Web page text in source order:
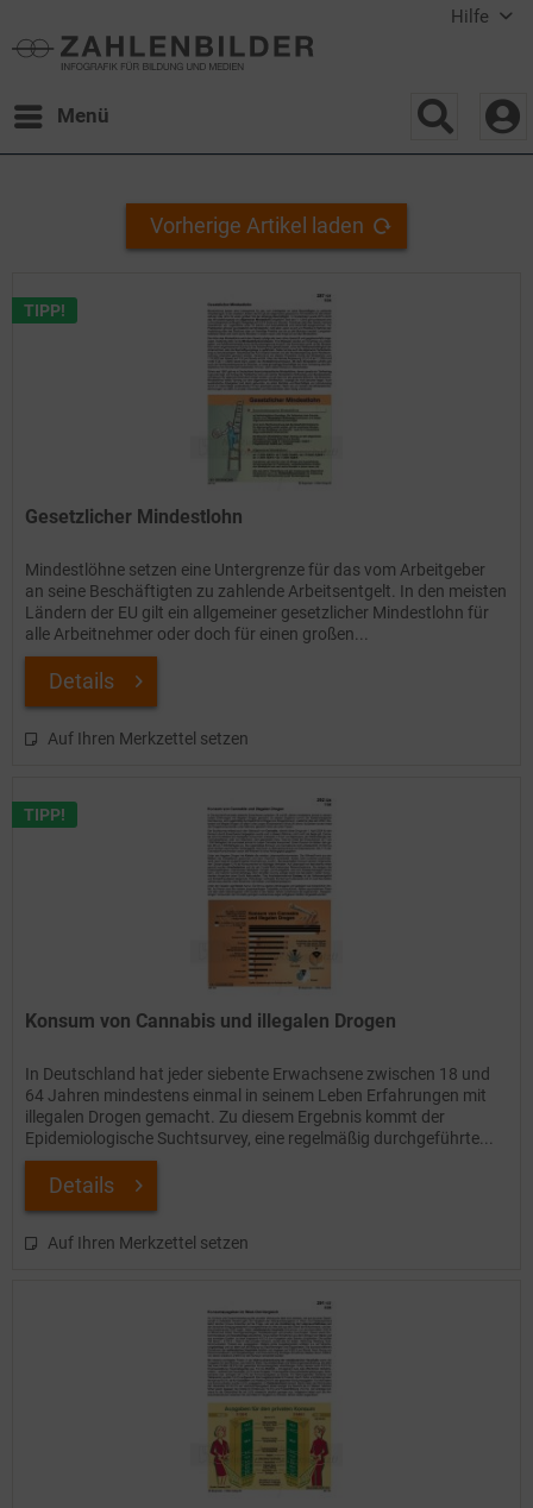
Hilfe
Menü
Vorherige Artikel laden
TIPP!
Gesetzlicher Mindestlohn
Mindestlöhne setzen eine Untergrenze für das vom Arbeitgeber
an seine Beschäftigten zu zahlende Arbeitsentgelt. In den meisten
Ländern der EU gilt ein allgemeiner gesetzlicher Mindestlohn für
alle Arbeitnehmer oder doch für einen großen...
Details
Auf Ihren Merkzettel setzen
TIPP!
Konsum von Cannabis und illegalen Drogen
In Deutschland hat jeder siebente Erwachsene zwischen 18 und
64 Jahren mindestens einmal in seinem Leben Erfahrungen mit
illegalen Drogen gemacht. Zu diesem Ergebnis kommt der
Epidemiologische Suchtsurvey, eine regelmäßig durchgeführte...
Details
Auf Ihren Merkzettel setzen